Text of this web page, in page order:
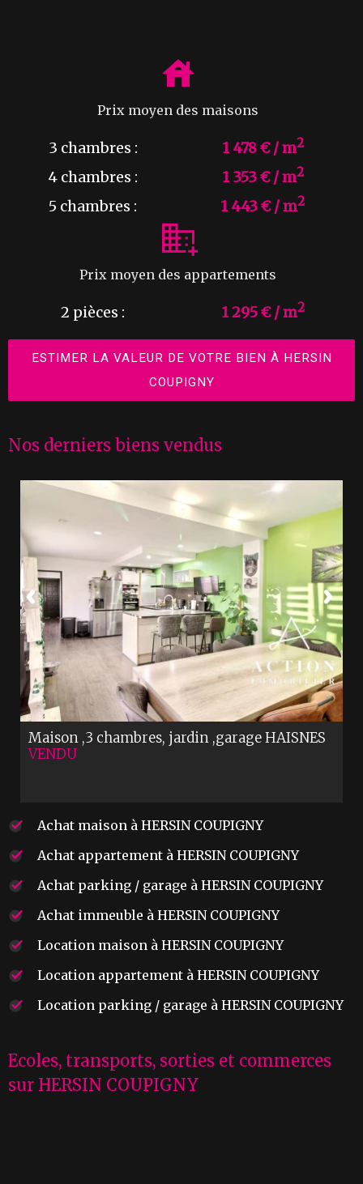
Prix moyen des maisons
3 chambres : 1 478 € / m2
4 chambres : 1 353 € / m2
5 chambres : 1 443 € / m2
Prix moyen des appartements
2 pièces : 1 295 € / m2
ESTIMER LA VALEUR DE VOTRE BIEN À HERSIN
COUPIGNY
Nos derniers biens vendus
Maison ,3 chambres, jardin ,garageHAISNES
VENDU
Achat maison à HERSIN COUPIGNY
Achat appartement à HERSIN COUPIGNY
Achat parking / garage à HERSIN COUPIGNY
Achat immeuble à HERSIN COUPIGNY
Location maison à HERSIN COUPIGNY
Location appartement à HERSIN COUPIGNY
Location parking / garage à HERSIN COUPIGNY
Ecoles, transports, sorties et commerces
sur HERSIN COUPIGNY